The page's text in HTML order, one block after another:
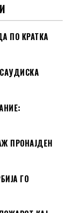
ПО КРАТКА
ПРОНАЈДЕН
ГО